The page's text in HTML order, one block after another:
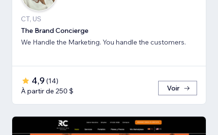
CT, US
The Brand Concierge
We Handle the Marketing. You handle the customers.
4,9 (14)
À partir de 250 $
Voir